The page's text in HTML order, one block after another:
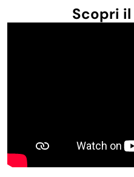
Scopri